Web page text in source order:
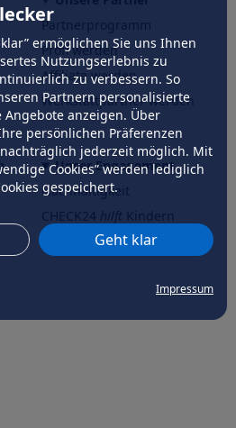
ermöglichen Sie uns Ihnen
Nutzungserlebnis zu
zu verbessern. So
Partnern personalisierte
anzeigen. Über
persönlichen Präferenzen
jederzeit möglich. Mit
Cookies” werden lediglich
gespeichert.
Geht klar
Impressum
Partnerprogramm
Profi werden
Affiliate werden
Werkstattpartner werden
Unser Engagement
Nachhaltigkeit
CHECK24hilftder Natur